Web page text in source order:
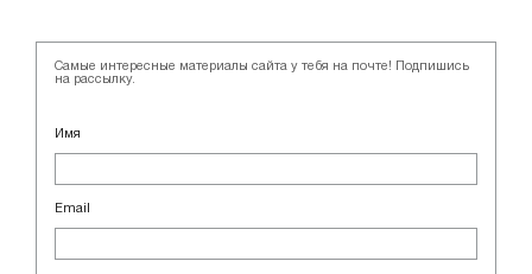
Самые интересные материалы сайта у тебя на почте! Подпишись
на рассылку.
Имя
Email